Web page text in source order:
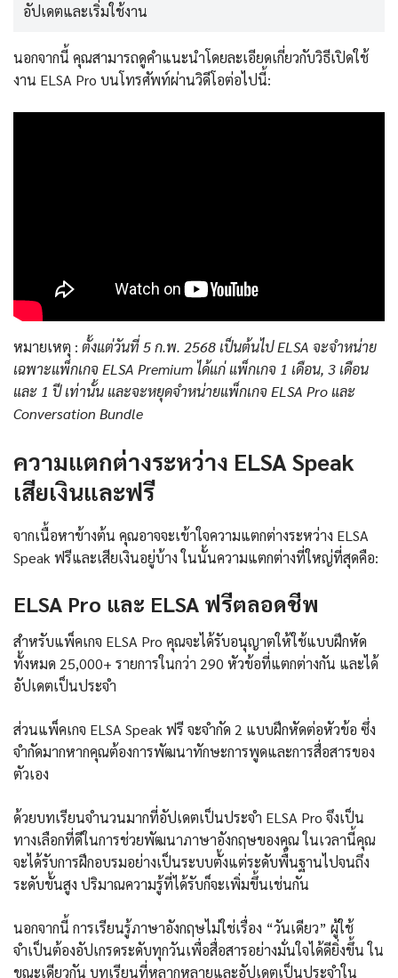
อัปเดตและเริ่มใช้งาน
นอกจากนี้ คุณสามารถดูคำแนะนำโดยละเอียดเกี่ยวกับวิธีเปิดใช้
งาน ELSA Pro บนโทรศัพท์ผ่านวิดีโอต่อไปนี้:
หมายเหตุ : ตั้งแต่วันที่ 5 ก.พ. 2568 เป็นต้นไป ELSA จะจำหน่าย
เฉพาะแพ็กเกจ ELSA Premium ได้แก่ แพ็กเกจ 1 เดือน, 3 เดือน
และ 1 ปี เท่านั้น และจะหยุดจำหน่ายแพ็กเกจ ELSA Pro และ
Conversation Bundle
ความแตกต่างระหว่าง ELSA Speak
เสียเงินและฟรี
จากเนื้อหาข้างต้น คุณอาจจะเข้าใจความแตกต่างระหว่าง ELSA
Speak ฟรีและเสียเงินอยู่บ้าง ในนั้นความแตกต่างที่ใหญ่ที่สุดคือ:
ELSA Pro และ ELSA ฟรีตลอดชีพ
สำหรับแพ็คเกจ ELSA Pro คุณจะได้รับอนุญาตให้ใช้แบบฝึกหัด
ทั้งหมด 25,000+ รายการในกว่า 290 หัวข้อที่แตกต่างกัน และได้
อัปเดตเป็นประจำ
ส่วนแพ็คเกจ ELSA Speak ฟรี จะจำกัด 2 แบบฝึกหัดต่อหัวข้อ ซึ่ง
จำกัดมากหากคุณต้องการพัฒนาทักษะการพูดและการสื่อสารของ
ตัวเอง
ด้วยบทเรียนจำนวนมากที่อัปเดตเป็นประจำ ELSA Pro จึงเป็น
ทางเลือกที่ดีในการช่วยพัฒนาภาษาอังกฤษของคุณ ในเวลานี้คุณ
จะได้รับการฝึกอบรมอย่างเป็นระบบตั้งแต่ระดับพื้นฐานไปจนถึง
ระดับขั้นสูง ปริมาณความรู้ที่ได้รับก็จะเพิ่มขึ้นเช่นกัน
นอกจากนี้ การเรียนรู้ภาษาอังกฤษไม่ใช่เรื่อง “วันเดียว” ผู้ใช้
จำเป็นต้องอัปเกรดระดับทุกวันเพื่อสื่อสารอย่างมั่นใจได้ดียิ่งขึ้น ใน
ขณะเดียวกัน บทเรียนที่หลากหลายและอัปเดตเป็นประจำใน